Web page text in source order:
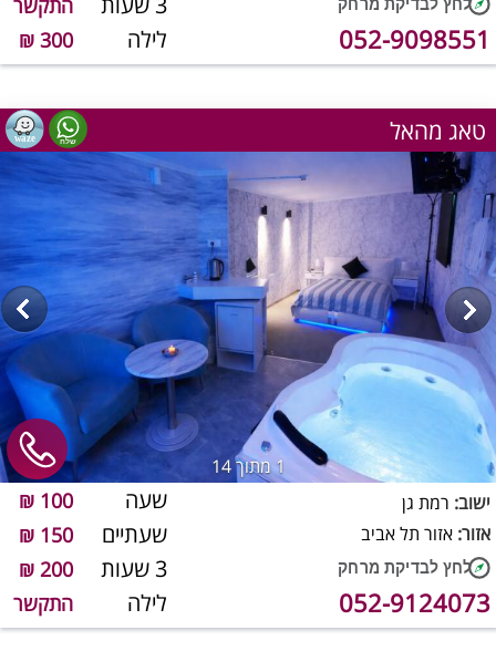
התקשר
לילה 300 ₪ 052-9098551
טאג מהאל
1מתוך 14
שעה 100 ₪
שעתיים 150 ₪
3 שעות 200 ₪
לילה התקשר
ישוב: רמת גן
אזור: אזור תל אביב
052-9124073